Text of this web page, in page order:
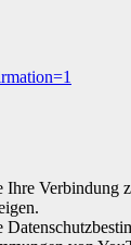
Verbindung